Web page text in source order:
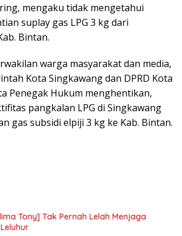
mengaku tidak mengetahui
suplay gas LPG 3 kg dari
Bintan.
warga masyarakat dan media,
Kota Singkawang dan DPRD Kota
Penegak Hukum menghentikan,
pangkalan LPG di Singkawang
gas subsidi elpiji 3 kg ke Kab. Bintan.
Tony] Tak Pernah Lelah Menjaga